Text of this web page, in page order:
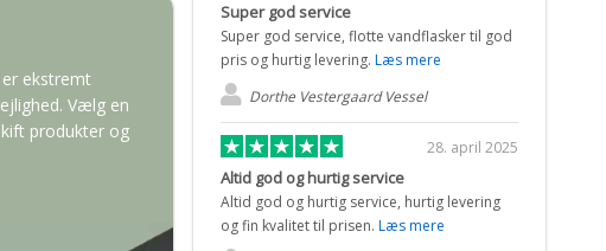
Super god service
Super god service, flotte vandflasker til god
pris og hurtig levering.Læs mere
Dorthe Vestergaard Vessel
28. april 2025
Altid god og hurtig service
Altid god og hurtig service, hurtig levering
og fin kvalitet til prisen.Læs mere
ekstremt
Vælg en
produkter og